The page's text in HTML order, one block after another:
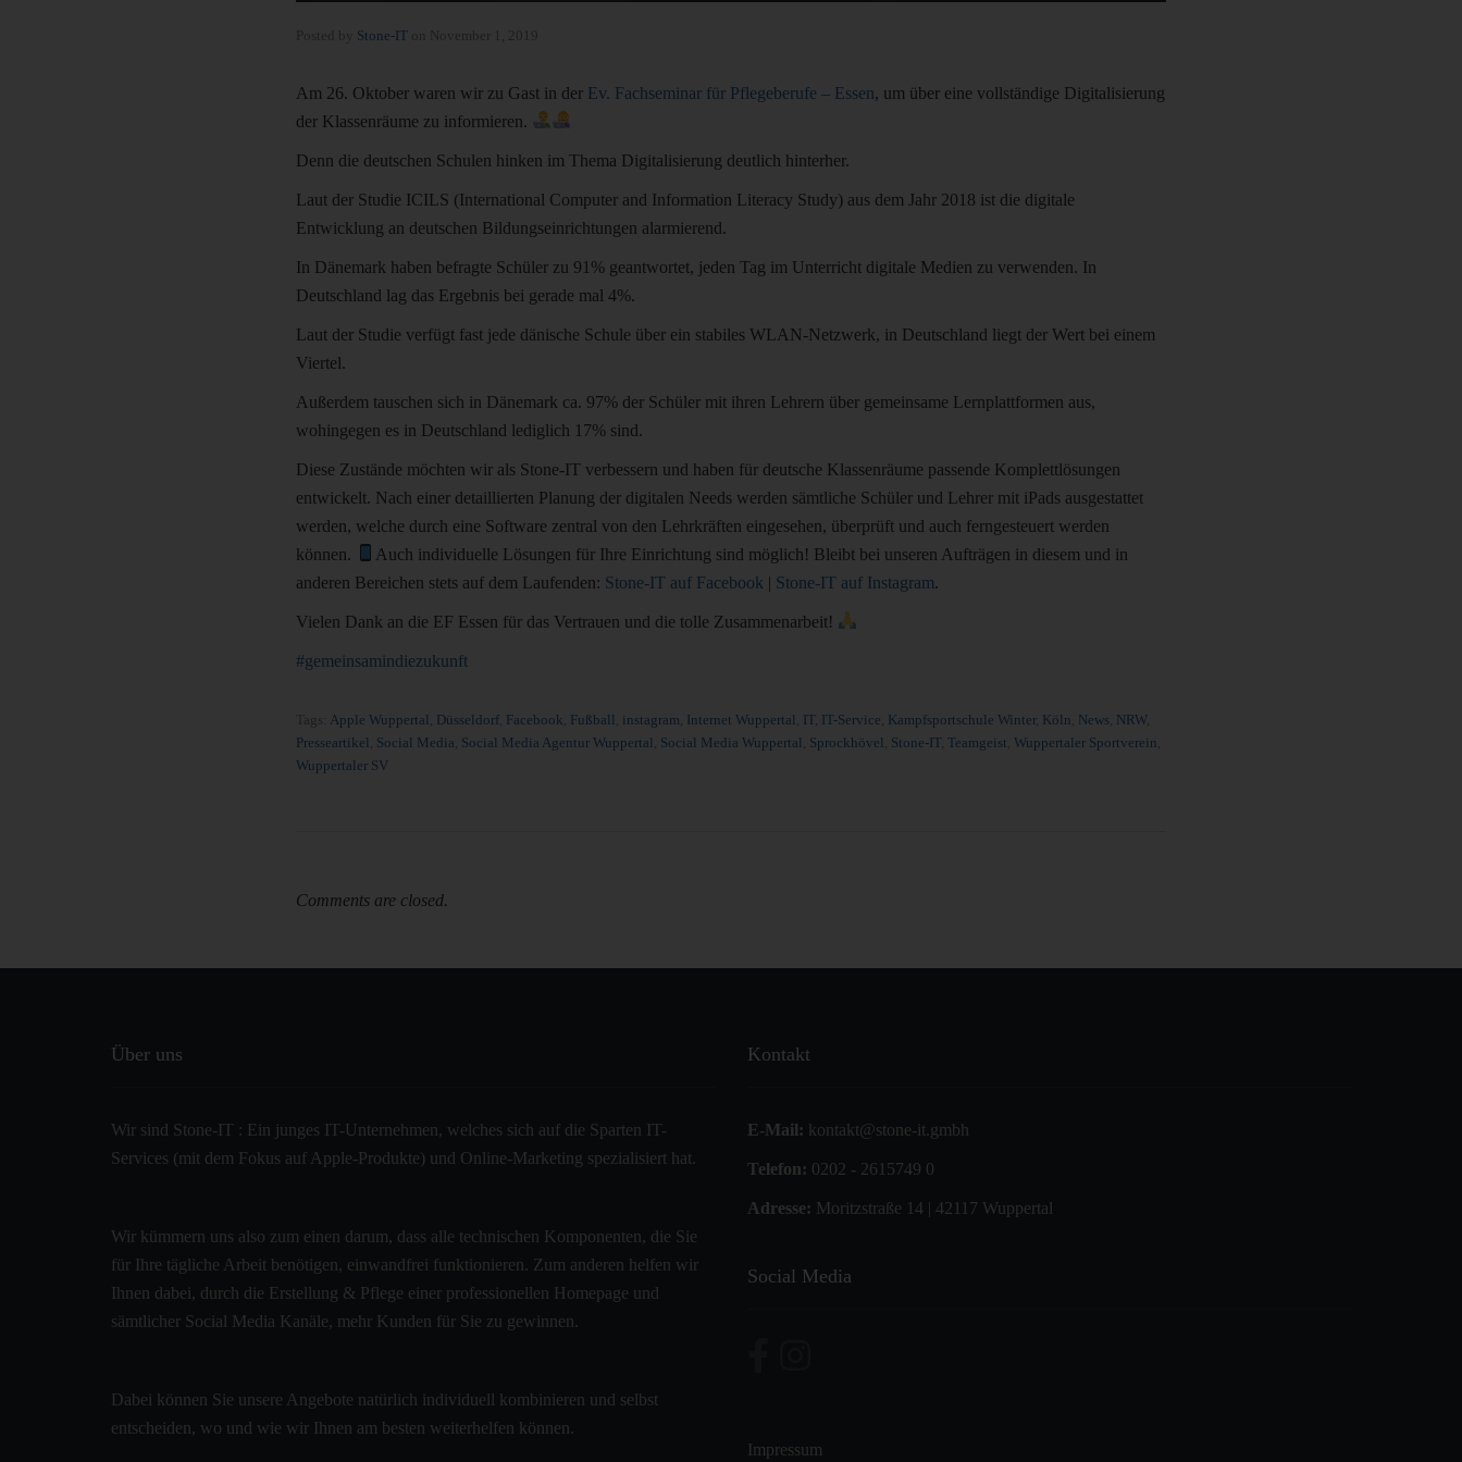
Stone-IT
Am 26. Oktober waren wir zu Gast in der Ev. Fachseminar für Pflegeberufe – Essen, um über eine vollständige Digitalisierung
der Klassenräume zu informieren.
Denn die deutschen Schulen hinken im Thema Digitalisierung deutlich hinterher.
Laut der Studie ICILS (International Computer and Information Literacy Study) aus dem Jahr 2018 ist die digitale
Entwicklung an deutschen Bildungseinrichtungen alarmierend.
In Dänemark haben befragte Schüler zu 91% geantwortet, jeden Tag im Unterricht digitale Medien zu verwenden. In
Deutschland lag das Ergebnis bei gerade mal 4%.
Laut der Studie verfügt fast jede dänische Schule über ein stabiles WLAN-Netzwerk, in Deutschland liegt der Wert bei einem
Viertel.
Außerdem tauschen sich in Dänemark ca. 97% der Schüler mit ihren Lehrern über gemeinsame Lernplattformen aus,
wohingegen es in Deutschland lediglich 17% sind.
Diese Zustände möchten wir als Stone-IT verbessern und haben für deutsche Klassenräume passende Komplettlösungen
entwickelt. Nach einer detaillierten Planung der digitalen Needs werden sämtliche Schüler und Lehrer mit iPads ausgestattet
werden, welche durch eine Software zentral von den Lehrkräften eingesehen, überprüft und auch ferngesteuert werden
können.
Auch individuelle Lösungen für Ihre Einrichtung sind möglich! Bleibt bei unseren Aufträgen in diesem und in
anderen Bereichen stets auf dem Laufenden: Stone-IT auf Facebook | Stone-IT auf Instagram.
Vielen Dank an die EF Essen für das Vertrauen und die tolle Zusammenarbeit!
#gemeinsamindiezukunft
Apple Wuppertal Düsseldorf Facebook Fußball instagram Internet Wuppertal IT, IT-Service Kampfsportschule Winter, Köln News NRW,
Presseartikel Social Media Social Media Agentur Wuppertal Social Media Wuppertal Sprockhövel Stone-IT, Teamgeist Wuppertaler Sportverein
Wuppertaler SV
Comments are closed.
Über uns
Wir sind Stone-IT : Ein junges IT-Unternehmen, welches sich auf die Sparten IT-
Services (mit dem Fokus auf Apple-Produkte) und Online-Marketing spezialisiert hat.
Wir kümmern uns also zum einen darum, dass alle technischen Komponenten, die Sie
für Ihre tägliche Arbeit benötigen, einwandfrei funktionieren. Zum anderen helfen wir
Ihnen dabei, durch die Erstellung & Pflege einer professionellen Homepage und
sämtlicher Social Media Kanäle, mehr Kunden für Sie zu gewinnen.
Dabei können Sie unsere Angebote natürlich individuell kombinieren und selbst
entscheiden, wo und wie wir Ihnen am besten weiterhelfen können.
Kontakt
E-Mail: kontakt@stone-it.gmbh
Telefon: 0202 - 2615749 0
Adresse: Moritzstraße 14 | 42117 Wuppertal
Social Media
Impressum